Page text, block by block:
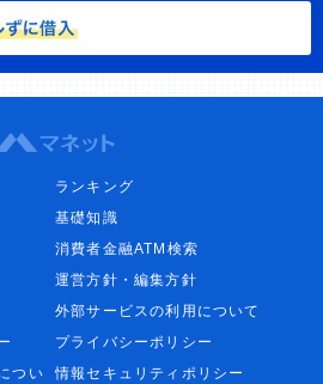
ランキング
基礎知識
消費者金融ATM検索
運営方針・編集方針
外部サービスの利用について
プライバシーポリシー
つい
情報セキュリティポリシー